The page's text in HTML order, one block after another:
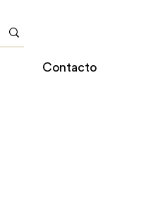
Contacto